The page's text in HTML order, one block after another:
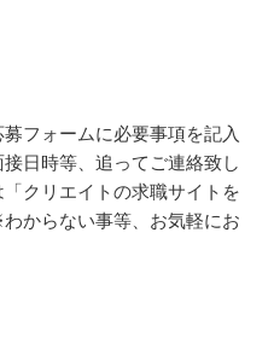
フォームに必要事項を記入
日時等、追ってご連絡致し
クリエイトの求職サイトを
からない事等、お気軽にお